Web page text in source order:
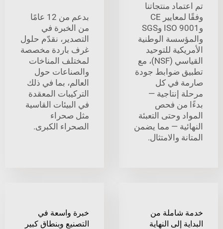
منتجاتنا
وفقًا لمعايير CE
وISO 9001 وSGS
الوطنية
للتوحيد
القياسي (NSF)، مع
ضوابط جودة
في كل
إنتاجية —
من فحص
وحتى التعبئة
— مما يضمن
والامتثال.
بدعم من 12 عامًا
من الخبرة في
التصدير، نقدّم حلول
غرف باردة مخصصة
لمختلف المناخات
والصناعات حول
العالم، بما في ذلك
التركيبات المعقدة
في البيئات القاسية
مثل صحراء
الصحراء الكبرى.
من
إلى النهاية
خبرة واسعة في
التصنيع وبنطاق كبير